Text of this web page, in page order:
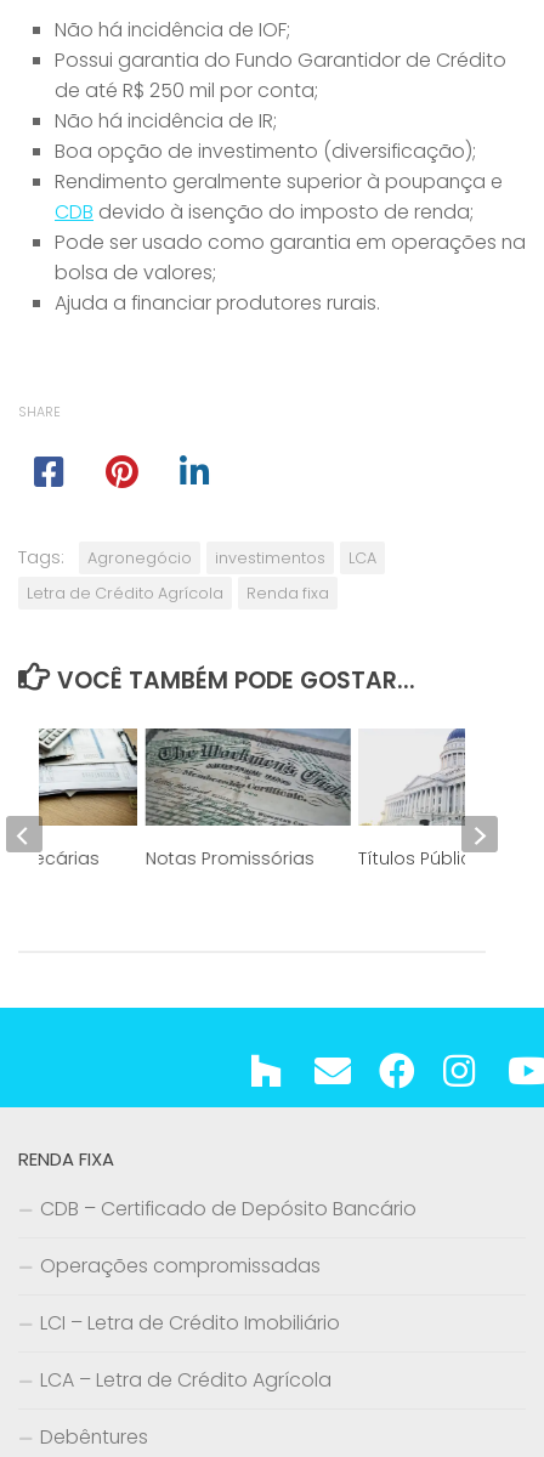
Não há incidência de IOF;
Possui garantia do Fundo Garantidor de Crédito
de até R$ 250 mil por conta;
Não há incidência de IR;
Boa opção de investimento (diversificação);
Rendimento geralmente superior à poupança e
CDB devido à isenção do imposto de renda;
Pode ser usado como garantia em operações na
bolsa de valores;
Ajuda a financiar produtores rurais.
SHARE
Tags: Agronegócio investimentos
LCA
Letra de Crédito Agrícola
Renda fixa
VOCÊ TAMBÉM PODE GOSTAR...
Notas Promissórias Títulos Públicos
RENDA FIXA
CDB – Certificado de Depósito Bancário
Operações compromissadas
LCI – Letra de Crédito Imobiliário
LCA – Letra de Crédito Agrícola
Debêntures